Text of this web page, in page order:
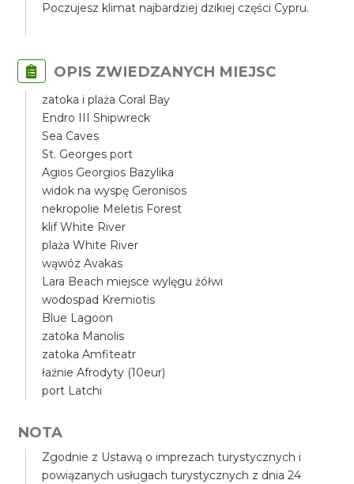
Poczujesz klimat najbardziej dzikiej części Cypru.
OPIS ZWIEDZANYCH MIEJSC
zatoka i plaża Coral Bay
Endro III Shipwreck
Sea Caves
St. Georges port
Agios Georgios Bazylika
widok na wyspę Geronisos
nekropolie Meletis Forest
klif White River
plaża White River
wąwóz Avakas
Lara Beach miejsce wylęgu żółwi
wodospad Kremiotis
Blue Lagoon
zatoka Manolis
zatoka Amfiteatr
łaźnie Afrodyty (10eur)
port Latchi
NOTA
Zgodnie z Ustawą o imprezach turystycznych i
powiązanych usługach turystycznych z dnia 24